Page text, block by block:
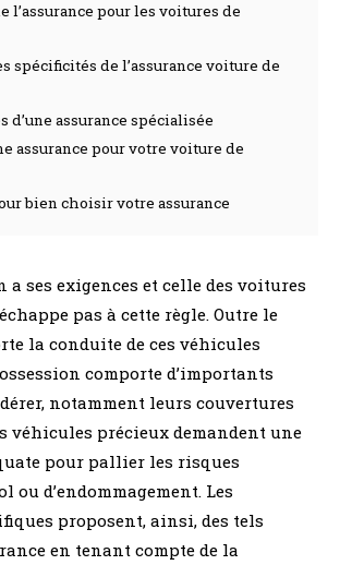
l’assurance pour les voitures de
spécificités de l’assurance voiture de
d’une assurance spécialisée
assurance pour votre voiture de
bien choisir votre assurance
a ses exigences et celle des voitures
pas à cette règle. Outre le
la conduite de ces véhicules
comporte d’importants
notamment leurs couvertures
véhicules précieux demandent une
pour pallier les risques
ou d’endommagement. Les
proposent, ainsi, des tels
en tenant compte de la